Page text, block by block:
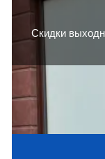
Скидки